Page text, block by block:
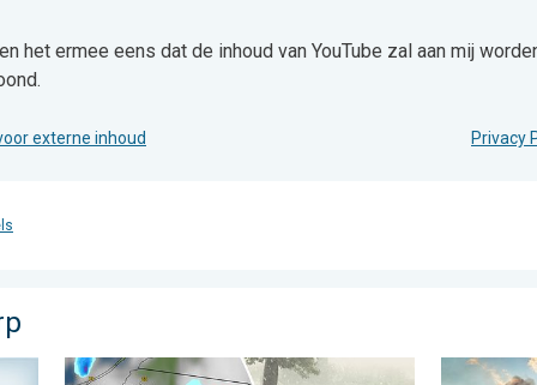
eens dat de inhoud van YouTube zal aan mij worden
het ermee eens dat de inhoud van YouTube zal aan mij
externe inhoud Privacy
wat je ziet!. . . zondag 2 augustus 2026
Hagel als tennisballen in Polen. Zwaar onweer treft
Ook in